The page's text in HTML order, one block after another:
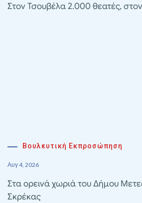
Στον Τσουβέλα 2.000 θεατές, στον
Βουλευτική Εκπροσώπηση
Αυγ 4, 2026
Στα ορεινά χωριά του Δήμου
Σκρέκας